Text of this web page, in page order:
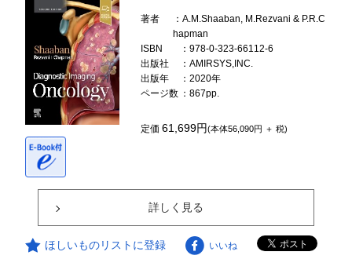
著者
：A.M.Shaaban, M.Rezvani & P.R.C
hapman
ISBN
：978-0-323-66112-6
出版社
：AMIRSYS,INC.
出版年
：2020年
ページ数 ：867pp.
定価61,699円(本体56,090円 ＋ 税)
詳しく見る
ほしいものリストに登録 いいね